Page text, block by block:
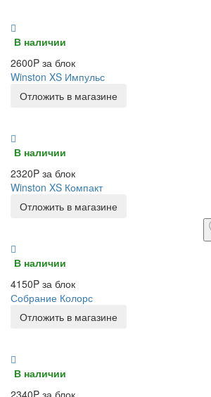
В наличии
2600P за блок
Winston XS Импульс
Отложить в магазине
В наличии
2320P за блок
Winston XS Компакт
Отложить в магазине
В наличии
4150P за блок
Собрание Колорс
Отложить в магазине
В наличии
2340P за блок